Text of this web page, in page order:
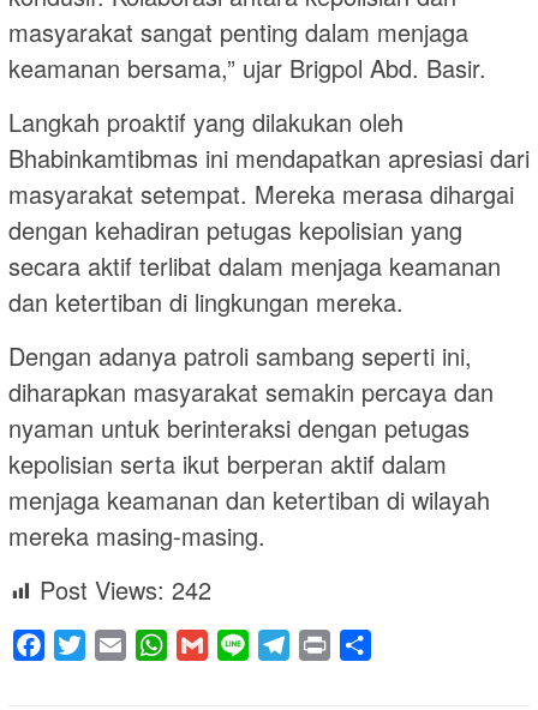
masyarakat sangat penting dalam menjaga
keamanan bersama,” ujar Brigpol Abd. Basir.
Langkah proaktif yang dilakukan oleh
Bhabinkamtibmas ini mendapatkan apresiasi dari
masyarakat setempat. Mereka merasa dihargai
dengan kehadiran petugas kepolisian yang
secara aktif terlibat dalam menjaga keamanan
dan ketertiban di lingkungan mereka.
Dengan adanya patroli sambang seperti ini,
diharapkan masyarakat semakin percaya dan
nyaman untuk berinteraksi dengan petugas
kepolisian serta ikut berperan aktif dalam
menjaga keamanan dan ketertiban di wilayah
mereka masing-masing.
Post Views: 242
Facebook
Twitter Email WhatsApp
Gmail Line Telegram
Print